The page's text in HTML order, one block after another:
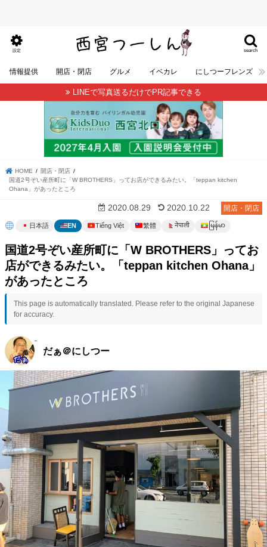
search
設定
情報提供 開店・閉店 グルメ イベカレ にしつーフレンズ
LINEで写真送るだけでPR記事できる
HOME
開店・閉店
国道2号ぞい産所町に「W BROTHERS」ってお店ができるみたい。「teppan kitchen
Ohana」があったところ
開店・閉店
2020.08.29 2020.10.22
日本語 EN Tiếng Việt 繁體 नेपाली မြန်မာ
国道2号ぞい産所町に「W BROTHERS」ってお
店ができるみたい。「teppan kitchen Ohana」
があったところ
This page is automatically translated. Please refer to the original Japanese
for accuracy.
だぁ＠にしつー